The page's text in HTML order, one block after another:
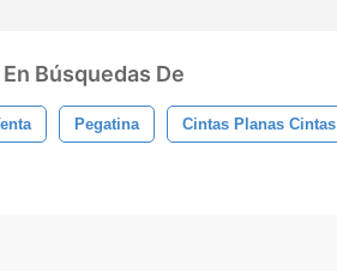
Búsquedas De
Pegatina Cintas Planas Cintas